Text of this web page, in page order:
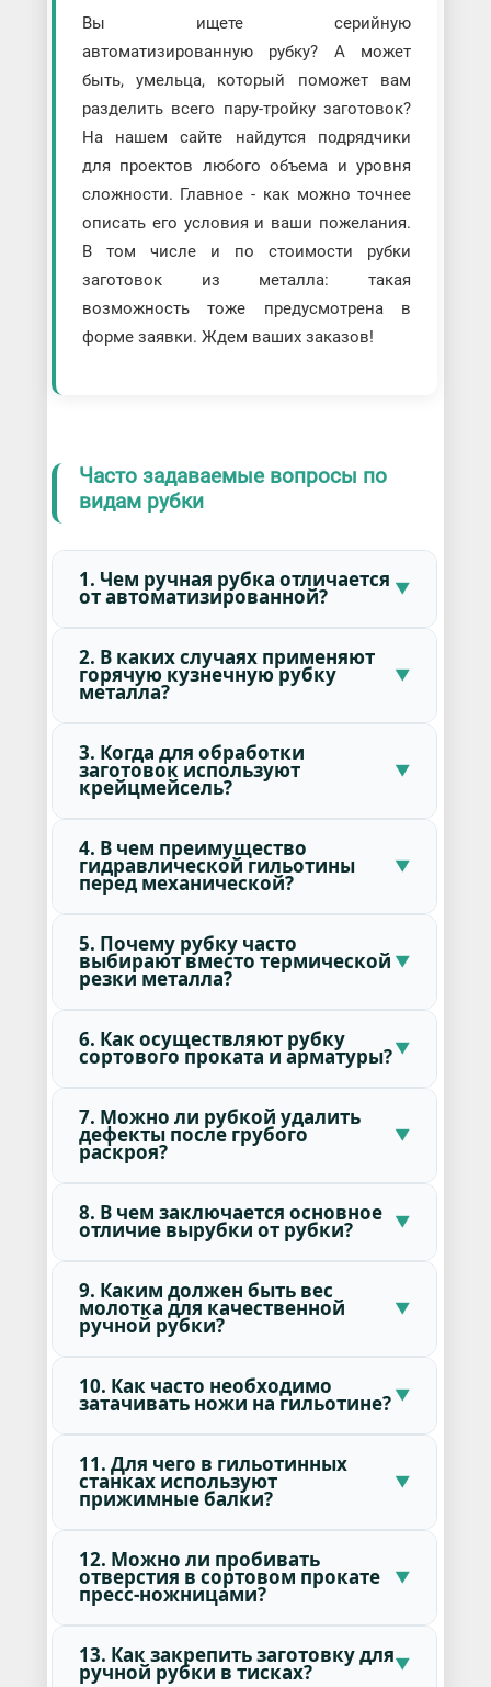
Вы ищете серийную
автоматизированную рубку? А может
быть, умельца, который поможет вам
разделить всего пару-тройку заготовок?
На нашем сайте найдутся подрядчики
для проектов любого объема и уровня
сложности. Главное - как можно точнее
описать его условия и ваши пожелания.
В том числе и по стоимости рубки
заготовок из металла: такая
возможность тоже предусмотрена в
форме заявки. Ждем ваших заказов!
Часто задаваемые вопросы по
видам рубки
1. Чем ручная рубка отличается
от автоматизированной?
2. В каких случаях применяют
горячую кузнечную рубку
металла?
3. Когда для обработки
заготовок используют
крейцмейсель?
4. В чем преимущество
гидравлической гильотины
перед механической?
5. Почему рубку часто
выбирают вместо термической
резки металла?
6. Как осуществляют рубку
сортового проката и арматуры?
7. Можно ли рубкой удалить
дефекты после грубого
раскроя?
8. В чем заключается основное
отличие вырубки от рубки?
9. Каким должен быть вес
молотка для качественной
ручной рубки?
10. Как часто необходимо
затачивать ножи на гильотине?
11. Для чего в гильотинных
станках используют
прижимные балки?
12. Можно ли пробивать
отверстия в сортовом прокате
пресс-ножницами?
13. Как закрепить заготовку для
ручной рубки в тисках?